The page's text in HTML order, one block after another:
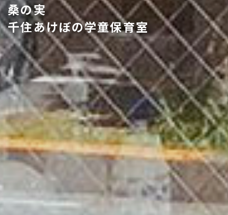
桑の実
千住あけぼの学童保育室